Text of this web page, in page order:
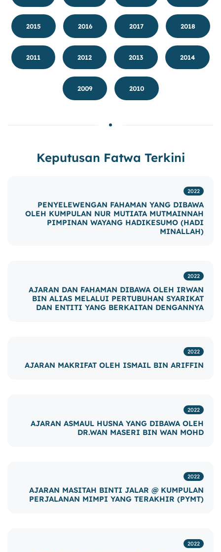
2018
2017
2016
2015
2014
2013
2012
2011
2010
2009
Keputusan Fatwa Terkini
2022
PENYELEWENGAN FAHAMAN YANG DIBAWA
OLEH KUMPULAN NUR MUTIATA MUTMAINNAH
PIMPINAN WAYANG HADIKESUMO (HADI
MINALLAH)
2022
AJARAN DAN FAHAMAN DIBAWA OLEH IRWAN
BIN ALIAS MELALUI PERTUBUHAN SYARIKAT
DAN ENTITI YANG BERKAITAN DENGANNYA
2022
AJARAN MAKRIFAT OLEH ISMAIL BIN ARIFFIN
2022
AJARAN ASMAUL HUSNA YANG DIBAWA OLEH
DR.WAN MASERI BIN WAN MOHD
2022
AJARAN MASITAH BINTI JALAR @ KUMPULAN
PERJALANAN MIMPI YANG TERAKHIR (PYMT)
2022